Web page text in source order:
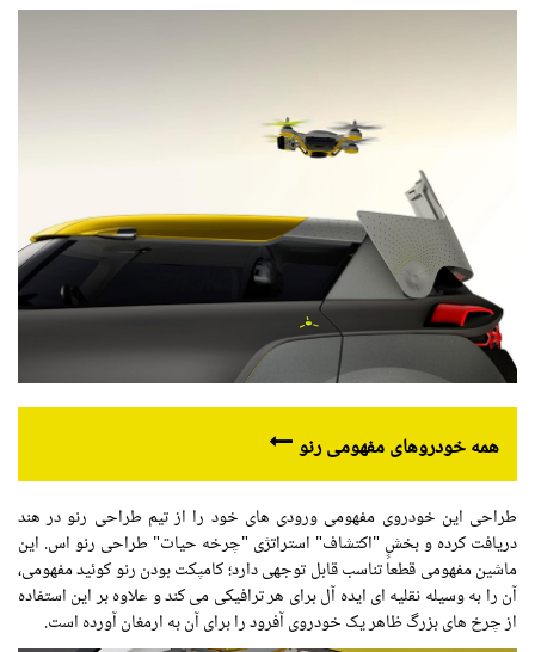
همه خودروهای مفهومی رنو
طراحی این خودروی مفهومی ورودی های خود را از تیم طراحی رنو در هند
دریافت کرده و بخش "اکتشاف" استراتژی "چرخه حیات" طراحی رنو اس. این
ماشین مفهومی قطعاً تناسب قابل توجهی دارد؛ کامپکت بودن رنو کوئید مفهومی،
آن را به وسیله نقلیه ای ایده آل برای هر ترافیکی می کند و علاوه بر این استفاده
از چرخ های بزرگ ظاهر یک خودروی آفرود را برای آن به ارمغان آورده است.